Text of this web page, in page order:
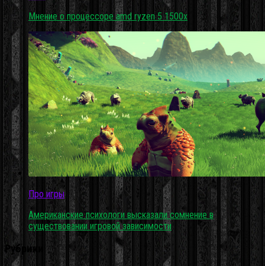
Мнение о процессоре amd ryzen 5 1500x
Про игры
Американские психологи высказали сомнение в
существовании игровой зависимости
Рубрики